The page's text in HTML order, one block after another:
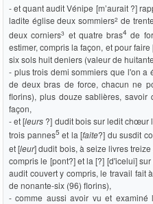
- et quant audit Vénipe [m’aurait ?]
ladite église deux sommiers2 de
deux corniers3 et quatre bras4 de
estimer, compris la façon, et pour
six sols huit deniers (valeur de
- plus trois demi sommiers que l'on
de deux bras de force, chacun ne
florins), plus douze sablières,
façon,
- et [leurs ?] dudit bois sur ledit chœur
trois pannes5 et la [faite?] du susdit
et [leur] dudit bois, à seize livres
compris le [pont?] et la [?] [d'icelui]
audit couvert y compris, le travail fait
de nonante-six (96) florins),
- comme aussi avoir vu et